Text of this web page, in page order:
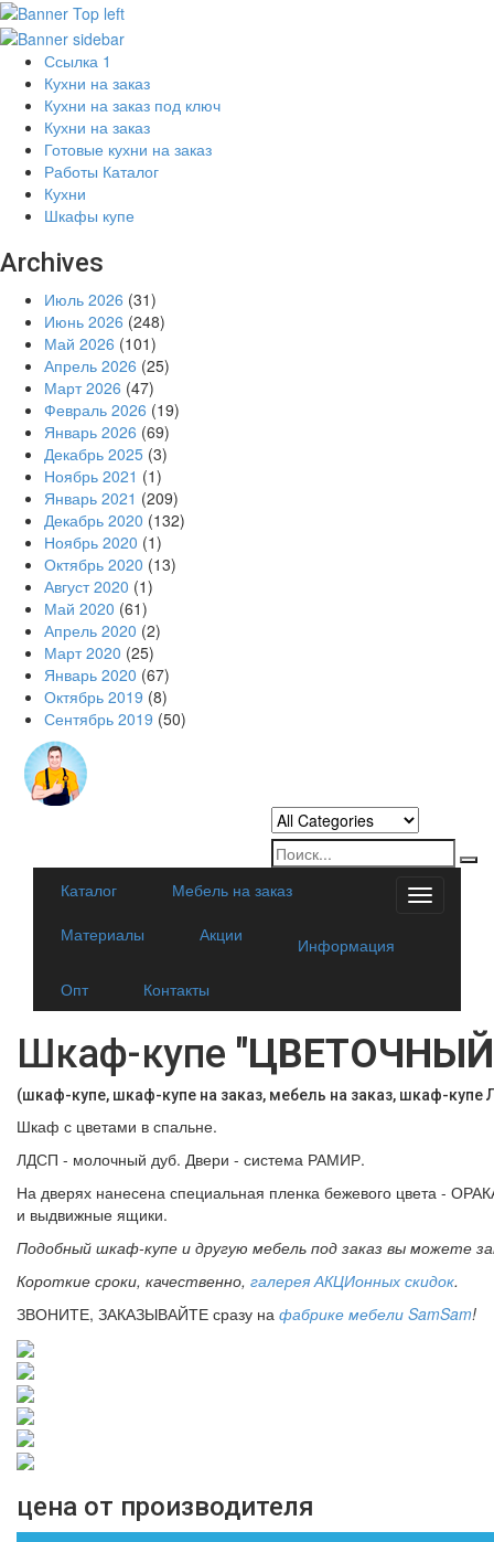
Ссылка 1
Кухни на заказ
Кухни на заказ под ключ
Кухни на заказ
Готовые кухни на заказ
Работы Каталог
Кухни
Шкафы купе
Archives
Июль 2026 (31)
Июнь 2026 (248)
Май 2026 (101)
Апрель 2026 (25)
Март 2026 (47)
Февраль 2026 (19)
Январь 2026 (69)
Декабрь 2025 (3)
Ноябрь 2021 (1)
Январь 2021 (209)
Декабрь 2020 (132)
Ноябрь 2020 (1)
Октябрь 2020 (13)
Август 2020 (1)
Май 2020 (61)
Апрель 2020 (2)
Март 2020 (25)
Январь 2020 (67)
Октябрь 2019 (8)
Сентябрь 2019 (50)
Categories
Каталог
Мебель на заказ
Материалы
Акции
Информация
Опт
Контакты
Шкаф-купе
(шкаф-купе, шкаф-купе на заказ, мебель на заказ, шкаф-
Шкаф с цветами в спальне.
ЛДСП - молочный дуб. Двери - система РАМИР.
На дверях нанесена специальная пленка бежевого цвета -
и выдвижные ящики.
Подобный шкаф-купе и другую мебель под заказ вы можете
Короткие сроки, качественно, галерея АКЦИонных скидок.
ЗВОНИТЕ, ЗАКАЗЫВАЙТЕ сразу на фабрике мебели SamSam!
цена от производителя